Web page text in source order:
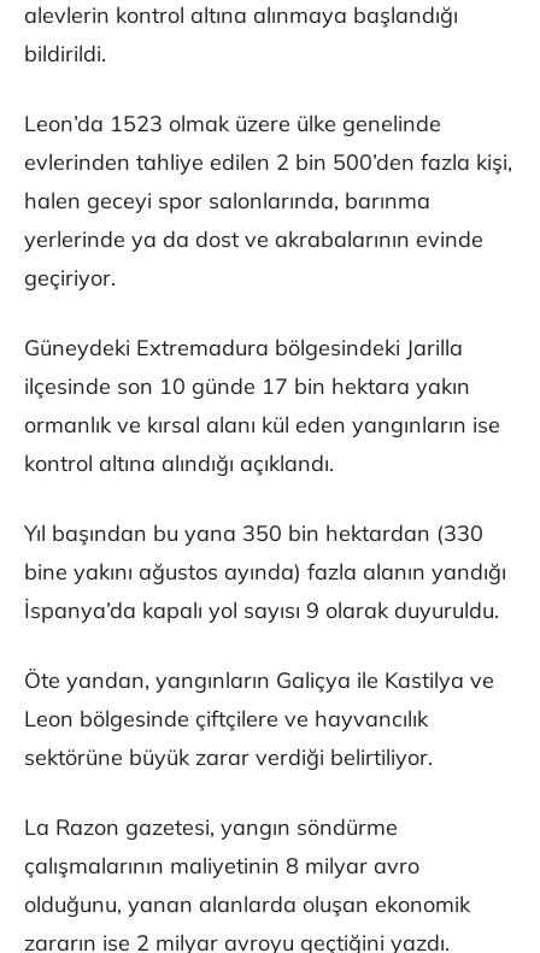
alevlerin kontrol altına alınmaya başlandığı
bildirildi.
Leon’da 1523 olmak üzere ülke genelinde
evlerinden tahliye edilen 2 bin 500’den fazla kişi,
halen geceyi spor salonlarında, barınma
yerlerinde ya da dost ve akrabalarının evinde
geçiriyor.
Güneydeki Extremadura bölgesindeki Jarilla
ilçesinde son 10 günde 17 bin hektara yakın
ormanlık ve kırsal alanı kül eden yangınların ise
kontrol altına alındığı açıklandı.
Yıl başından bu yana 350 bin hektardan (330
bine yakını ağustos ayında) fazla alanın yandığı
İspanya’da kapalı yol sayısı 9 olarak duyuruldu.
Öte yandan, yangınların Galiçya ile Kastilya ve
Leon bölgesinde çiftçilere ve hayvancılık
sektörüne büyük zarar verdiği belirtiliyor.
La Razon gazetesi, yangın söndürme
çalışmalarının maliyetinin 8 milyar avro
olduğunu, yanan alanlarda oluşan ekonomik
zararın ise 2 milyar avroyu geçtiğini yazdı.